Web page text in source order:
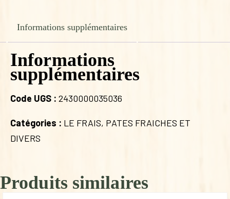
Informations supplémentaires
Informations
supplémentaires
Code UGS : 2430000035036
Catégories : LE FRAIS, PATES FRAICHES ET
DIVERS
Produits similaires